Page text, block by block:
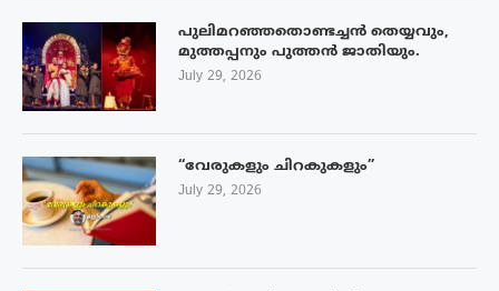
പുലിമറഞ്ഞതൊണ്ടച്ചൻ തെയ്യവും,
മുത്തപ്പനും പുത്തൻ ജാതിയും.
July 29, 2026
“വേരുകളും ചിറകുകളും”
July 29, 2026